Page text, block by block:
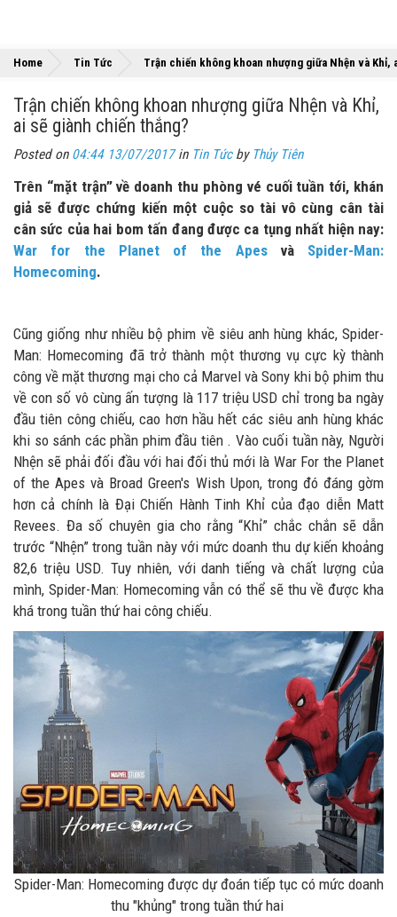
Home Tin Tức Trận chiến không khoan nhượng giữa Nhện và Khỉ,
Trận chiến không khoan nhượng giữa Nhện và Khỉ,
ai sẽ giành chiến thắng?
Posted on 04:44 13/07/2017in Tin Tứcby Thủy Tiên
Trên “mặt trận” về doanh thu phòng vé cuối tuần tới, khán
giả sẽ được chứng kiến một cuộc so tài vô cùng cân tài
cân sức của hai bom tấn đang được ca tụng nhất hiện nay:
War for the Planet of the Apesvà Spider-Man:
Homecoming.
Cũng giống như nhiều bộ phim về siêu anh hùng khác, Spider-
Man: Homecoming đã trở thành một thương vụ cực kỳ thành
công về mặt thương mại cho cả Marvel và Sony khi bộ phim thu
về con số vô cùng ấn tượng là 117 triệu USD chỉ trong ba ngày
đầu tiên công chiếu, cao hơn hầu hết các siêu anh hùng khác
khi so sánh các phần phim đầu tiên . Vào cuối tuần này, Người
Nhện sẽ phải đối đầu với hai đối thủ mới là War For the Planet
of the Apes và Broad Green's Wish Upon, trong đó đáng gờm
hơn cả chính là Đại Chiến Hành Tinh Khỉ của đạo diễn Matt
Revees. Đa số chuyên gia cho rằng “Khỉ” chắc chắn sẽ dẫn
trước “Nhện” trong tuần này với mức doanh thu dự kiến khoảng
82,6 triệu USD. Tuy nhiên, với danh tiếng và chất lượng của
mình, Spider-Man: Homecoming vẫn có thể sẽ thu về được kha
khá trong tuần thứ hai công chiếu.
Spider-Man: Homecoming được dự đoán tiếp tục có mức doanh
thu "khủng" trong tuần thứ hai